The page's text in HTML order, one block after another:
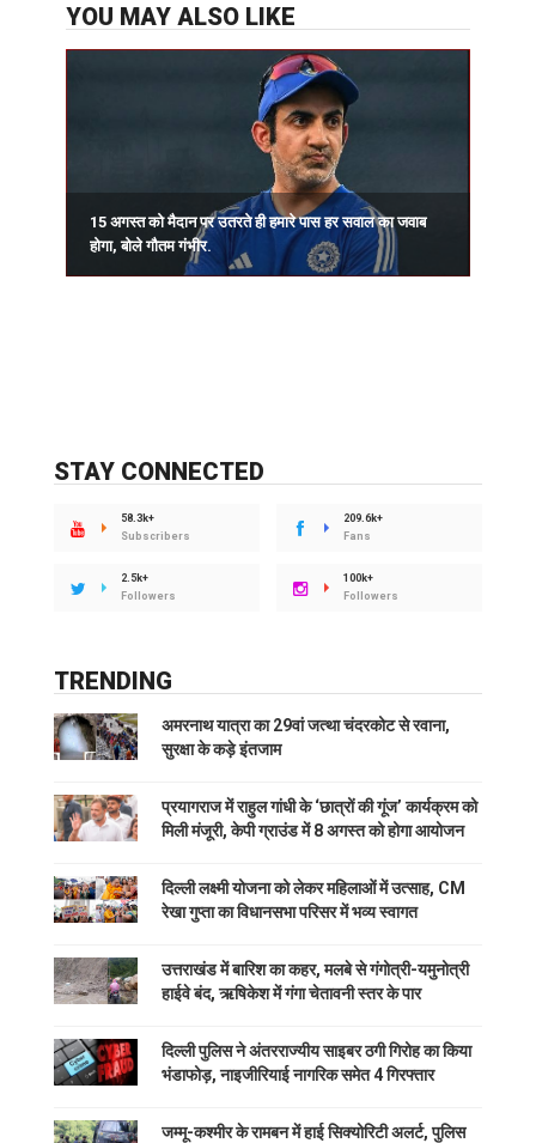
YOU MAY ALSO LIKE
15 अगस्त को मैदान पर उतरते ही हमारे पास हर सवाल का जवाब
होगा, बोले गौतम गंभीर.
STAY CONNECTED
58.3k+
Subscribers
209.6k+
Fans
2.5k+
Followers
100k+
Followers
TRENDING
अमरनाथ यात्रा का 29वां जत्था चंदरकोट से रवाना,
सुरक्षा के कड़े इंतजाम
प्रयागराज में राहुल गांधी के ‘छात्रों की गूंज’ कार्यक्रम को
मिली मंजूरी, केपी ग्राउंड में 8 अगस्त को होगा आयोजन
दिल्ली लक्ष्मी योजना को लेकर महिलाओं में उत्साह, CM
रेखा गुप्ता का विधानसभा परिसर में भव्य स्वागत
उत्तराखंड में बारिश का कहर, मलबे से गंगोत्री-यमुनोत्री
हाईवे बंद, ऋषिकेश में गंगा चेतावनी स्तर के पार
दिल्ली पुलिस ने अंतरराज्यीय साइबर ठगी गिरोह का किया
भंडाफोड़, नाइजीरियाई नागरिक समेत 4 गिरफ्तार
जम्मू-कश्मीर के रामबन में हाई सिक्योरिटी अलर्ट, पुलिस